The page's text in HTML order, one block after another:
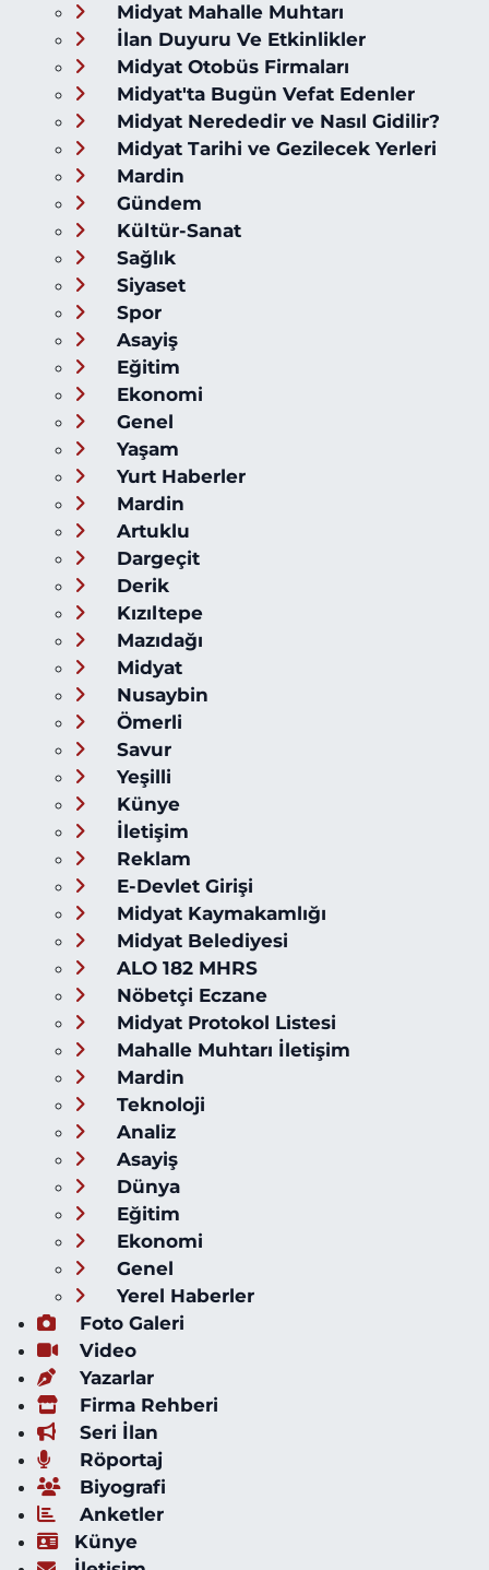
Midyat Mahalle Muhtarı
İlan Duyuru Ve Etkinlikler
Midyat Otobüs Firmaları
Midyat'ta Bugün Vefat Edenler
Midyat Nerededir ve Nasıl Gidilir?
Midyat Tarihi ve Gezilecek Yerleri
Mardin
Gündem
Kültür-Sanat
Sağlık
Siyaset
Spor
Asayiş
Eğitim
Ekonomi
Genel
Yaşam
Yurt Haberler
Mardin
Artuklu
Dargeçit
Derik
Kızıltepe
Mazıdağı
Midyat
Nusaybin
Ömerli
Savur
Yeşilli
Künye
İletişim
Reklam
E-Devlet Girişi
Midyat Kaymakamlığı
Midyat Belediyesi
ALO 182 MHRS
Nöbetçi Eczane
Midyat Protokol Listesi
Mahalle Muhtarı İletişim
Mardin
Teknoloji
Analiz
Asayiş
Dünya
Eğitim
Ekonomi
Genel
Yerel Haberler
Foto Galeri
Video
Yazarlar
Firma Rehberi
Seri İlan
Röportaj
Biyografi
Anketler
Künye